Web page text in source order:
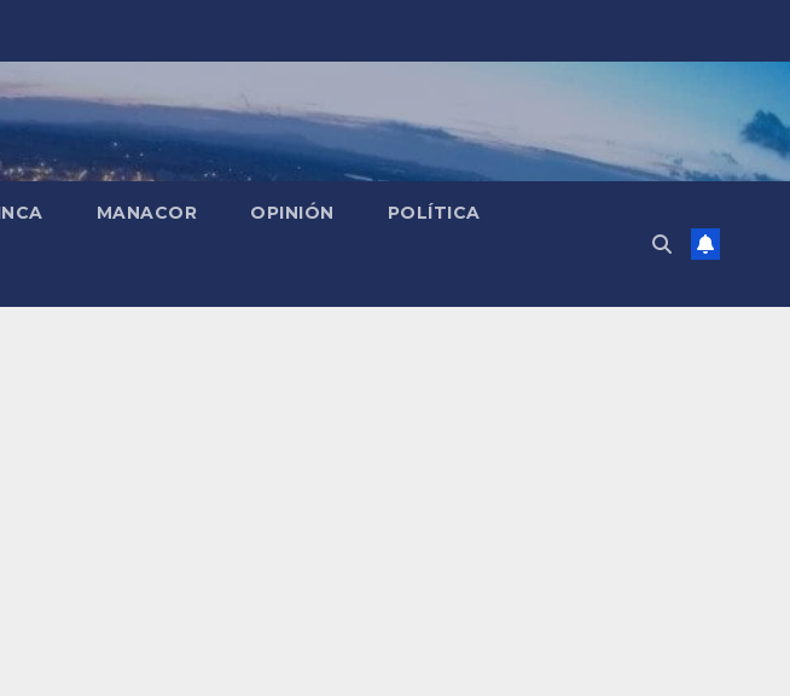
MANACOR OPINIÓN POLÍTICA